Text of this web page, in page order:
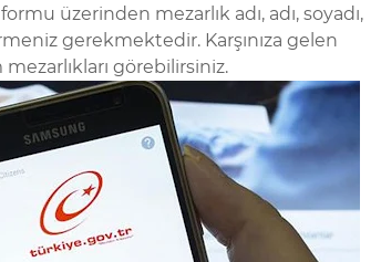
üzerinden mezarlık adı, adı, soyadı,
gerekmektedir. Karşınıza gelen
görebilirsiniz.